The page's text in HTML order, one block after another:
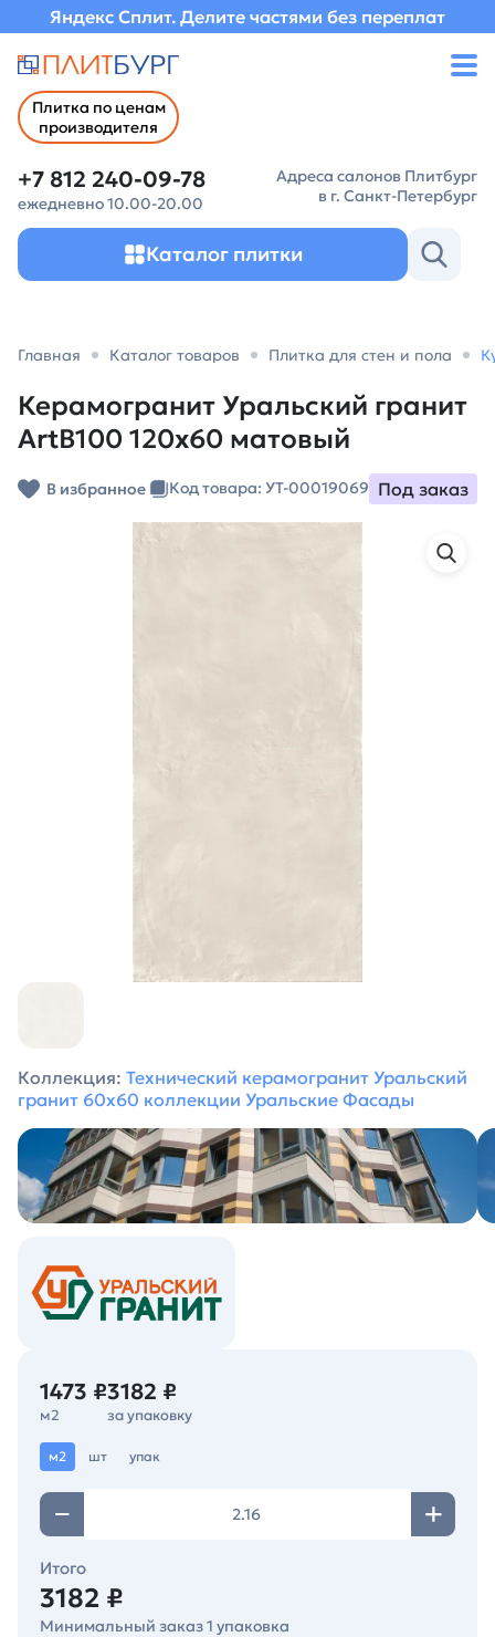
Яндекс Сплит. Делите частями без переплат
Плитка по ценам
производителя
+7 812 240-09-78
ежедневно 10.00-20.00
Адреса салонов Плитбург
в г. Санкт-Петербург
Каталог плитки
Главная Каталог товаров Плитка для стен и пола
Керамогранит Уральский гранит
ArtB100 120х60 матовый
В избранное Код товара: УТ-00019069 Под заказ
Коллекция: Технический керамогранит Уральский
гранит 60х60 коллекции Уральские Фасады
1473 ₽
м2
3182 ₽
за упаковку
м2 шт упак
Итого
3182 ₽
Минимальный заказ 1 упаковка